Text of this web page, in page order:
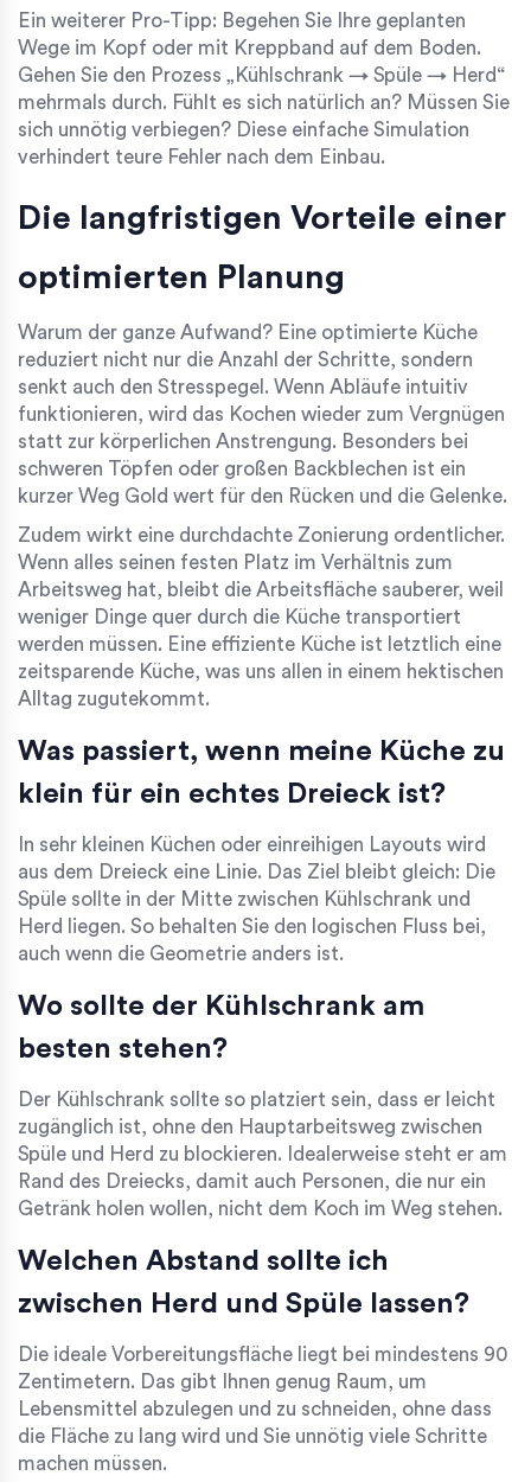
Ein weiterer Pro-Tipp: Begehen Sie Ihre geplanten
Wege im Kopf oder mit Kreppband auf dem Boden.
Gehen Sie den Prozess „Kühlschrank → Spüle → Herd“
mehrmals durch. Fühlt es sich natürlich an? Müssen Sie
sich unnötig verbiegen? Diese einfache Simulation
verhindert teure Fehler nach dem Einbau.
Die langfristigen Vorteile einer
optimierten Planung
Warum der ganze Aufwand? Eine optimierte Küche
reduziert nicht nur die Anzahl der Schritte, sondern
senkt auch den Stresspegel. Wenn Abläufe intuitiv
funktionieren, wird das Kochen wieder zum Vergnügen
statt zur körperlichen Anstrengung. Besonders bei
schweren Töpfen oder großen Backblechen ist ein
kurzer Weg Gold wert für den Rücken und die Gelenke.
Zudem wirkt eine durchdachte Zonierung ordentlicher.
Wenn alles seinen festen Platz im Verhältnis zum
Arbeitsweg hat, bleibt die Arbeitsfläche sauberer, weil
weniger Dinge quer durch die Küche transportiert
werden müssen. Eine effiziente Küche ist letztlich eine
zeitsparende Küche, was uns allen in einem hektischen
Alltag zugutekommt.
Was passiert, wenn meine Küche zu
klein für ein echtes Dreieck ist?
In sehr kleinen Küchen oder einreihigen Layouts wird
aus dem Dreieck eine Linie. Das Ziel bleibt gleich: Die
Spüle sollte in der Mitte zwischen Kühlschrank und
Herd liegen. So behalten Sie den logischen Fluss bei,
auch wenn die Geometrie anders ist.
Wo sollte der Kühlschrank am
besten stehen?
Der Kühlschrank sollte so platziert sein, dass er leicht
zugänglich ist, ohne den Hauptarbeitsweg zwischen
Spüle und Herd zu blockieren. Idealerweise steht er am
Rand des Dreiecks, damit auch Personen, die nur ein
Getränk holen wollen, nicht dem Koch im Weg stehen.
Welchen Abstand sollte ich
zwischen Herd und Spüle lassen?
Die ideale Vorbereitungsfläche liegt bei mindestens 90
Zentimetern. Das gibt Ihnen genug Raum, um
Lebensmittel abzulegen und zu schneiden, ohne dass
die Fläche zu lang wird und Sie unnötig viele Schritte
machen müssen.